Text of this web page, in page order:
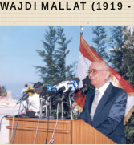
WAJDI MALLAT (1919